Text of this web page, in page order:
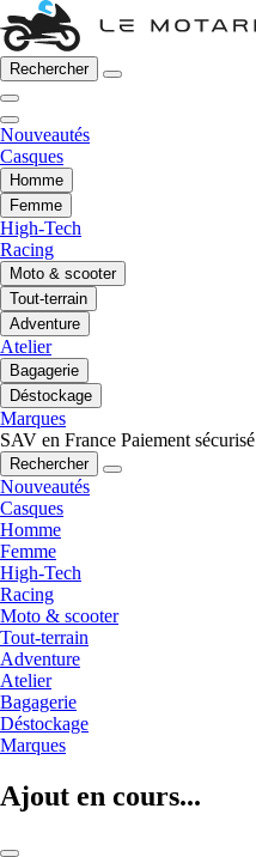
Rechercher
Nouveautés
Casques
Homme
Femme
High-Tech
Racing
Moto & scooter
Tout-terrain
Adventure
Atelier
Bagagerie
Déstockage
Marques
SAV en France Paiement sécurisé
Rechercher
Nouveautés
Casques
Homme
Femme
High-Tech
Racing
Moto & scooter
Tout-terrain
Adventure
Atelier
Bagagerie
Déstockage
Marques
Ajout en cours...